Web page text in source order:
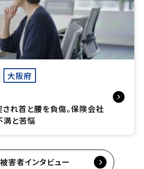
大阪府
れ首と腰を負傷。保険会社
満と苦悩
被害者インタビュー